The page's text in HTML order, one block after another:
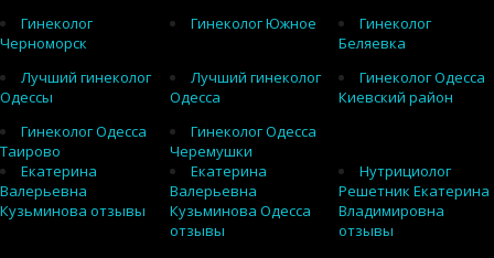
Гинеколог
Черноморск
Гинеколог Южное
Гинеколог
Беляевка
Лучший гинеколог
Одессы
Лучший гинеколог
Одесса
Гинеколог Одесса
Киевский район
Гинеколог Одесса
Таирово
Гинеколог Одесса
Черемушки
Екатерина
Валерьевна
Кузьминова отзывы
Екатерина
Валерьевна
Кузьминова Одесса
отзывы
Нутрициолог
Решетник Екатерина
Владимировна
отзывы